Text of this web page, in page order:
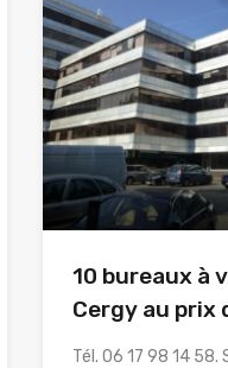
10 bureaux à
Cergy au prix
Tél. 06 17 98 14 58.